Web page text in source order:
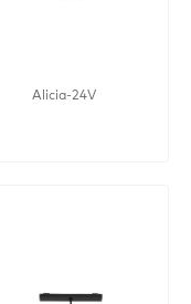
Alicia-24V